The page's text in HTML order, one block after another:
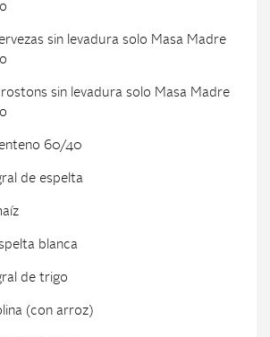
sin levadura solo Masa Madre
sin levadura solo Masa Madre
60/40
de espelta
blanca
de trigo
(con arroz)